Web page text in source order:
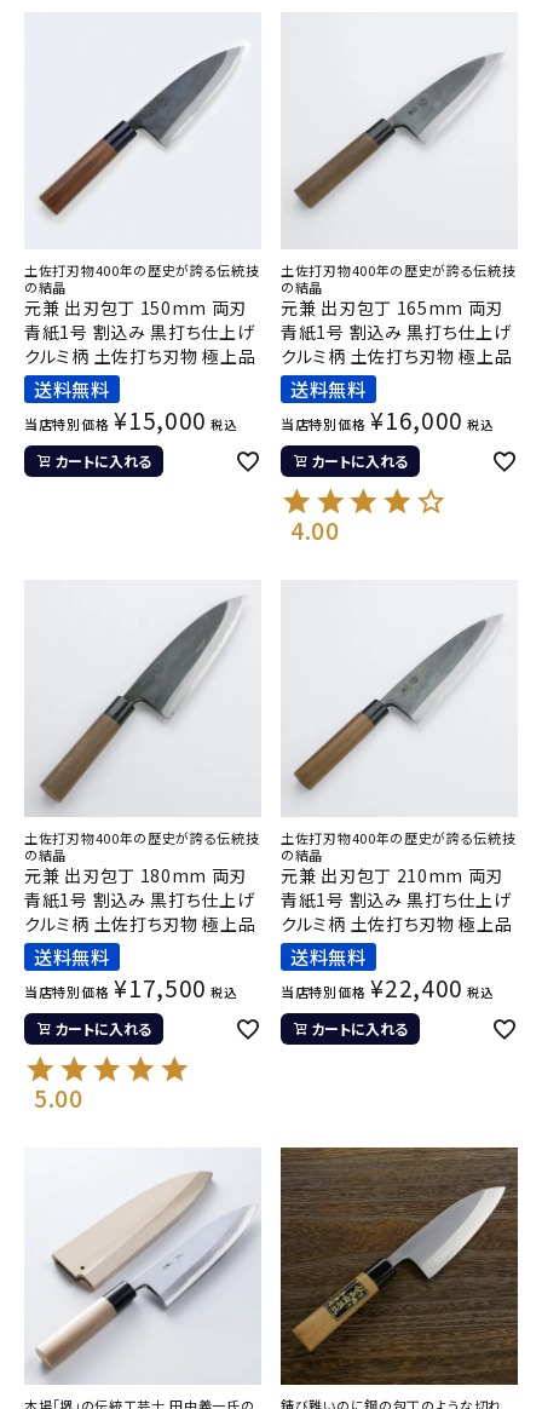
土佐打刃物400年の歴史が誇る伝統技
の結晶
元兼 出刃包丁 150mm 両刃
青紙1号 割込み 黒打ち仕上げ
クルミ柄 土佐打ち刃物 極上品
送料無料
当店特別価格 ¥15,000 税込
カートに入れる
土佐打刃物400年の歴史が誇る伝統技
の結晶
元兼 出刃包丁 165mm 両刃
青紙1号 割込み 黒打ち仕上げ
クルミ柄 土佐打ち刃物 極上品
送料無料
当店特別価格 ¥16,000 税込
カートに入れる
4.00
土佐打刃物400年の歴史が誇る伝統技
の結晶
元兼 出刃包丁 180mm 両刃
青紙1号 割込み 黒打ち仕上げ
クルミ柄 土佐打ち刃物 極上品
送料無料
当店特別価格 ¥17,500 税込
カートに入れる
5.00
土佐打刃物400年の歴史が誇る伝統技
の結晶
元兼 出刃包丁 210mm 両刃
青紙1号 割込み 黒打ち仕上げ
クルミ柄 土佐打ち刃物 極上品
送料無料
当店特別価格 ¥22,400 税込
カートに入れる
本場「堺」の伝統工芸士 田中義一氏の
錆び難いのに鋼の包丁のような切れ